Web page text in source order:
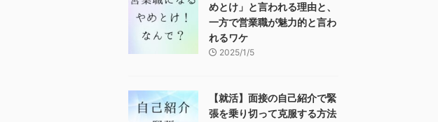
めとけ」と言われる理由と、
一方で営業職が魅力的と言わ
れるワケ
2025/1/5
【就活】面接の自己紹介で緊
張を乗り切って克服する方法